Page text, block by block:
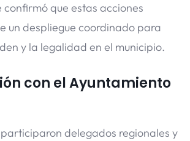
confirmó que estas acciones
un despliegue coordinado para
y la legalidad en el municipio.
con el Ayuntamiento
delegados regionales y